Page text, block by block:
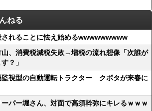
ねる
されることに怯え始めるwwwwwwwww
山、消費税減税失敗→増税の流れ想像「次誰が
？」
監視型の自動運転トラクター クボタが来春に
ーパー堀さん、対面で高須幹弥にキレるｗｗｗ